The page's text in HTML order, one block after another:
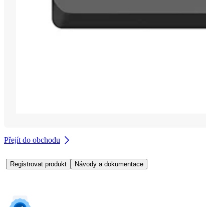
Přejít do obchodu
Registrovat produkt Návody a dokumentace